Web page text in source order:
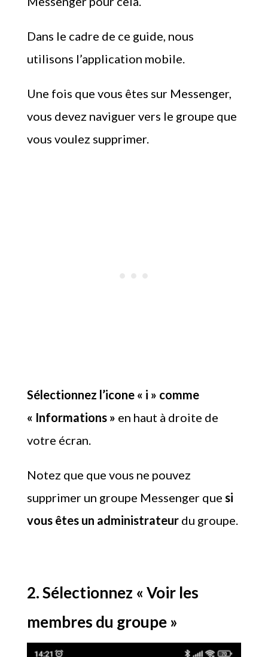
Dans le cadre de ce guide, nous
utilisons l’application mobile.
Une fois que vous êtes sur Messenger,
vous devez naviguer vers le groupe que
vous voulez supprimer.
Sélectionnez l’icone « i » comme
« Informations » en haut à droite de
votre écran.
Notez que que vous ne pouvez
supprimer un groupe Messenger que si
vous êtes un administrateurdu groupe.
2. Sélectionnez « Voir les
membres du groupe »